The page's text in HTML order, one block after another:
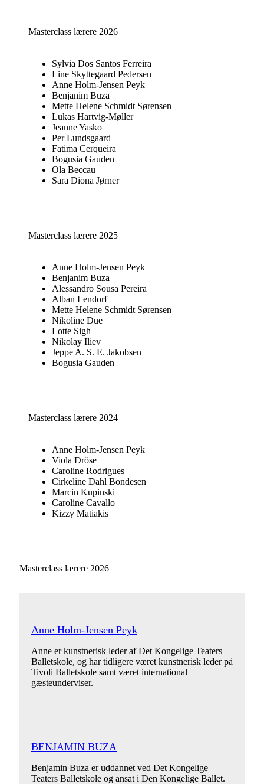
Masterclass lærere 2026
Sylvia Dos Santos Ferreira
Line Skyttegaard Pedersen
Anne Holm-Jensen Peyk
Benjanim Buza
Mette Helene Schmidt Sørensen
Lukas Hartvig-Møller
Jeanne Yasko
Per Lundsgaard
Fatima Cerqueira
Bogusia Gauden
Ola Beccau
Sara Diona Jørner
Masterclass lærere 2025
Anne Holm-Jensen Peyk
Benjanim Buza
Alessandro Sousa Pereira
Alban Lendorf
Mette Helene Schmidt Sørensen
Nikoline Due
Lotte Sigh
Nikolay Iliev
Jeppe A. S. E. Jakobsen
Bogusia Gauden
Masterclass lærere 2024
Anne Holm-Jensen Peyk
Viola Dröse
Caroline Rodrigues
Cirkeline Dahl Bondesen
Marcin Kupinski
Caroline Cavallo
Kizzy Matiakis
Masterclass lærere 2026
Anne Holm-Jensen Peyk
Anne er kunstnerisk leder af Det Kongelige Teaters
Balletskole, og har tidligere været kunstnerisk leder på
Tivoli Balletskole samt været international
gæsteunderviser.
BENJAMIN BUZA
Benjamin Buza er uddannet ved Det Kongelige
Teaters Balletskole og ansat i Den Kongelige Ballet.